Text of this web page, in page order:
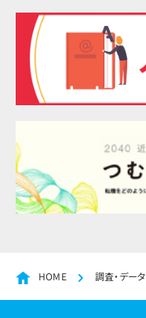
HOME 調査・データ